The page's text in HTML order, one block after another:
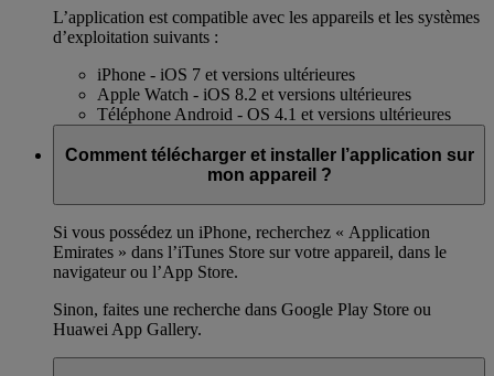
L’application est compatible avec les appareils et les systèmes
d’exploitation suivants :
iPhone - iOS 7 et versions ultérieures
Apple Watch - iOS 8.2 et versions ultérieures
Téléphone Android - OS 4.1 et versions ultérieures
Comment télécharger et installer l’application sur
mon appareil ?
Si vous possédez un iPhone, recherchez « Application
Emirates » dans l’iTunes Store sur votre appareil, dans le
navigateur ou l’App Store.
Sinon, faites une recherche dans Google Play Store ou
Huawei App Gallery.